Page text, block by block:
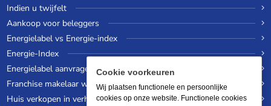
Indien u twijfelt
Aankoop voor beleggers
Energielabel vs Energie-index
Energie-Index
Energielabel aanvragen
Franchise makelaar worden
Huis verkopen in verhuurde staat
Cookie voorkeuren
Wij plaatsen functionele en persoonlijke
cookies op onze website. Functionele cookies